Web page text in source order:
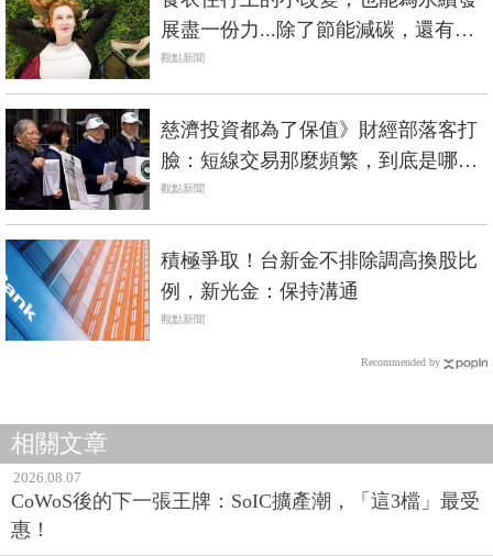
會提升生活幸福感
觀點新聞
穩健？
觀點新聞
觀點新聞
2026.08.07
CoWoS後的下一張王牌：SoIC擴產潮，「這3檔」最受
惠！
2026.07.27
欣興、景碩、南電...IC載板漲價潮下，載板三雄誰最具